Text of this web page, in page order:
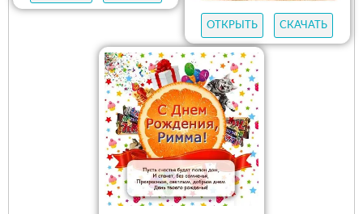
ОТКРЫТЬ СКАЧАТЬ